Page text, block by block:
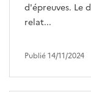
d'épreuves. Le
relat...
Publié 14/11/2024